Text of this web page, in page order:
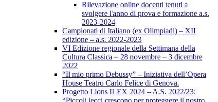
Rilevazione online docenti tenuti a
svolgere l'anno di prova e formazione a.s.
2023-2024
Campionati di Italiano (ex Olimpiadi) – XII
edizione – a.s. 2022-2023
VI Edizione regionale della Settimana della
Cultura Classica – 28 novembre – 3 dicembre
2022
“Il mio primo Debussy” – Iniziativa dell’Opera
House Teatro Carlo Felice di Genova.
Progetto Lions ILEX 2024 – A.S. 2022/23: